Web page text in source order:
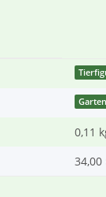
0,11
34,00